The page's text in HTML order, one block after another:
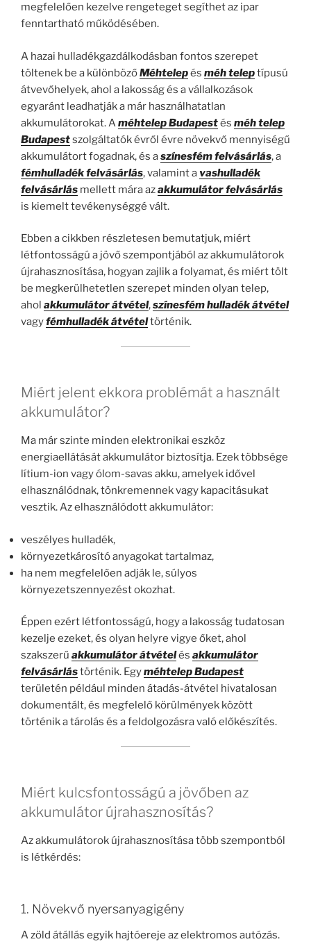
megfelelően kezelve rengeteget segíthet az ipar
fenntartható működésében.
A hazai hulladékgazdálkodásban fontos szerepet
töltenek be a különbözőMéhtelepés méh teleptípusú
átvevőhelyek, ahol a lakosság és a vállalkozások
egyaránt leadhatják a már használhatatlan
akkumulátorokat. Améhtelep Budapestés méh telep
Budapestszolgáltatók évről évre növekvő mennyiségű
akkumulátort fogadnak, és aszínesfém felvásárlás, a
fémhulladék felvásárlás, valamint avashulladék
felvásárlás mellett mára azakkumulátor felvásárlás
is kiemelt tevékenységgé vált.
Ebben a cikkben részletesen bemutatjuk, miért
létfontosságú a jövő szempontjából az akkumulátorok
újrahasznosítása, hogyan zajlik a folyamat, és miért tölt
be megkerülhetetlen szerepet minden olyan telep,
ahol akkumulátor átvétel,színesfém hulladék átvétel
vagyfémhulladék átvételtörténik.
Miért jelent ekkora problémát a használt
akkumulátor?
Ma már szinte minden elektronikai eszköz
energiaellátását akkumulátor biztosítja. Ezek többsége
lítium-ion vagy ólom-savas akku, amelyek idővel
elhasználódnak, tönkremennek vagy kapacitásukat
vesztik. Az elhasználódott akkumulátor:
veszélyes hulladék,
környezetkárosító anyagokat tartalmaz,
ha nem megfelelően adják le, súlyos
környezetszennyezést okozhat.
Éppen ezért létfontosságú, hogy a lakosság tudatosan
kezelje ezeket, és olyan helyre vigye őket, ahol
szakszerű akkumulátor átvételés akkumulátor
felvásárlástörténik. Egyméhtelep Budapest
területén például minden átadás-átvétel hivatalosan
dokumentált, és megfelelő körülmények között
történik a tárolás és a feldolgozásra való előkészítés.
Miért kulcsfontosságú a jövőben az
akkumulátor újrahasznosítás?
Az akkumulátorok újrahasznosítása több szempontból
is létkérdés:
1. Növekvő nyersanyagigény
A zöld átállás egyik hajtóereje az elektromos autózás.